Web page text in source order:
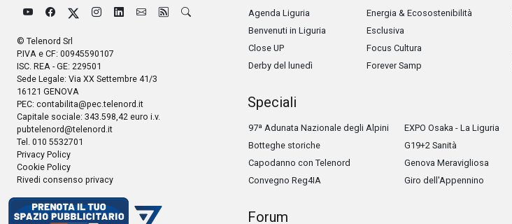
© Telenord Srl
P.IVA e CF: 00945590107
ISC. REA - GE: 229501
Sede Legale: Via XX Settembre 41/3
16121 GENOVA
PEC: contabilita@pec.telenord.it
Capitale sociale: 343.598,42 euro i.v.
pubtelenord@telenord.it
Tel. 010 5532701
Privacy Policy
Cookie Policy
Rivedi consenso privacy
Agenda Liguria
Benvenuti in Liguria
Close UP
Derby del lunedì
Energia & Ecosostenibilità
Esclusiva
Focus Cultura
Forever Samp
Speciali
97ª Adunata Nazionale degli Alpini
Botteghe storiche
Capodanno con Telenord
Convegno Reg4IA
EXPO Osaka - La Liguria
G19+2 Sanità
Genova Meravigliosa
Giro dell'Appennino
Forum